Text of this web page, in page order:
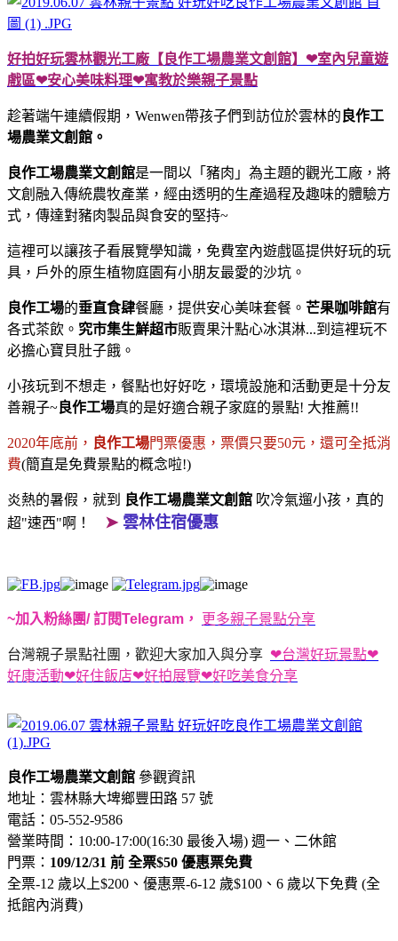
好拍好玩雲林觀光工廠【良作工場農業文創館】❤室內兒童遊
戲區❤安心美味料理❤寓教於樂親子景點
趁著端午連續假期，Wenwen帶孩子們到訪位於雲林的 良作工
場農業文創館。
良作工場農業文創館是一間以「豬肉」為主題的觀光工廠，將
文創融入傳統農牧產業，經由透明的生產過程及趣味的體驗方
式，傳達對豬肉製品與食安的堅持~
這裡可以讓孩子看展覽學知識，免費室內遊戲區提供好玩的玩
具，戶外的原生植物庭園有小朋友最愛的沙坑。
良作工場的垂直食肆餐廳，提供安心美味套餐。 芒果咖啡館有
各式茶飲。 究市集生鮮超市販賣果汁點心冰淇淋...到這裡玩不
必擔心寶貝肚子餓。
小孩玩到不想走，餐點也好好吃，環境設施和活動更是十分友
善親子~ 良作工場真的是好適合親子家庭的景點! 大推薦!!
2020年底前， 良作工場門票優惠，票價只要50元，還可全抵消
費(簡直是免費景點的概念啦!)
炎熱的暑假，就到 良作工場農業文創館 吹冷氣遛小孩，真的
超"速西"啊！ ➤ 雲林住宿優惠
~加入粉絲團/ 訂閱Telegram， 更多親子景點分享
台灣親子景點社團，歡迎大家加入與分享 ❤台灣好玩景點❤
好康活動❤好住飯店❤好拍展覽❤好吃美食分享
良作工場農業文創館 參觀資訊
地址：雲林縣大埤鄉豐田路 57 號
電話：05-552-9586
營業時間：10:00-17:00(16:30 最後入場) 週一、二休館
門票： 109/12/31 前 全票$50 優惠票免費
全票-12 歲以上$200、優惠票-6-12 歲$100、6 歲以下免費 (全
抵館內消費)